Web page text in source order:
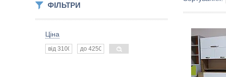
ФІЛЬТРИ
Ціна